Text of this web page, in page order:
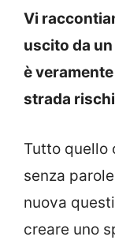
Vi
uscito da
è
strada
Tutto quello
senza
nuova
creare uno